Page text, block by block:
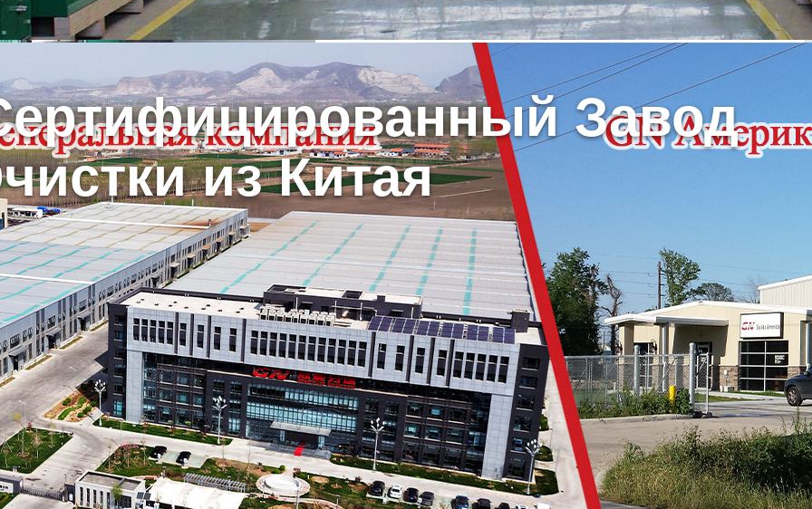
Завод
из Китая
погружных насосов шлама, Затворы, Матем Рог etc.GN также многие другие поставку запасных частей, особенно для бурения
Share: